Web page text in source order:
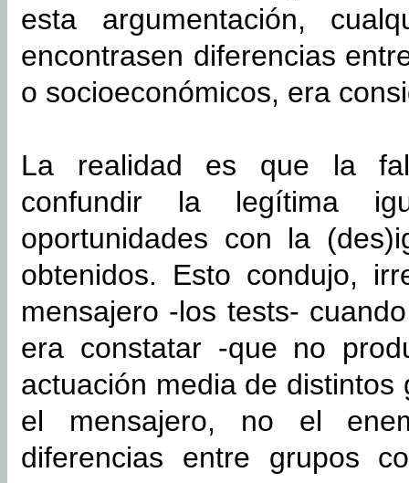
esta argumentación,
encontrasen diferencias
o socioeconómicos, era
La realidad es que la
confundir la legítima
oportunidades con la
obtenidos. Esto condujo,
mensajero -los tests-
era constatar -que no
actuación media de
el mensajero, no el
diferencias entre grupos